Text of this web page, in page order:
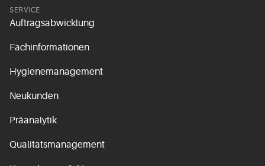
SERVICE
Auftragsabwicklung
Fachinformationen
Hygienemanagement
Neukunden
Präanalytik
Qualitätsmanagement